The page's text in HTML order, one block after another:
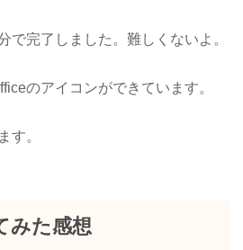
で完了しました。難しくないよ。
のアイコンができています。
す。
みた感想